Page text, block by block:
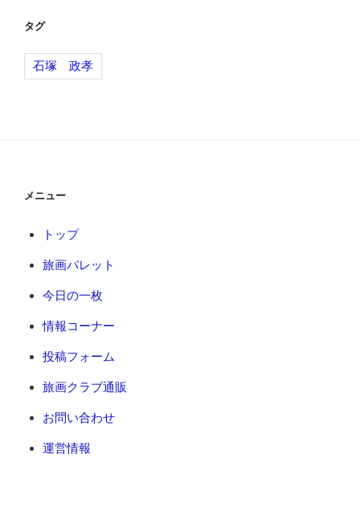
ン
タグ
石塚 政孝
メニュー
トップ
旅画パレット
今日の一枚
情報コーナー
投稿フォーム
旅画クラブ通販
お問い合わせ
運営情報